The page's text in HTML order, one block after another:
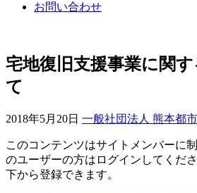
お問い合わせ
宅地復旧支援事業に関
て
2018年5月20日 一般社団法人 熊本都
このコンテンツはサイトメンバーに
のユーザーの方はログインしてくだ
下から登録できます。